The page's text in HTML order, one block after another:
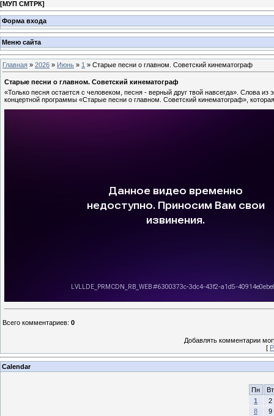
[МУП СМТРК]
Форма входа
Меню сайта
Главная » 2026 » Июнь » 1 » Старые песни о главном. Советский кинематограф
Старые песни о главном. Советский кинематограф
«Только песня остается с человеком, песня - верный друг твой навсегда». Слова
концертной программы «Старые песни о главном. Советский кинематограф»,
Всего комментариев: 0
Добавлять комментарии
[
Calendar
Пн
Вт
1
2
8
9